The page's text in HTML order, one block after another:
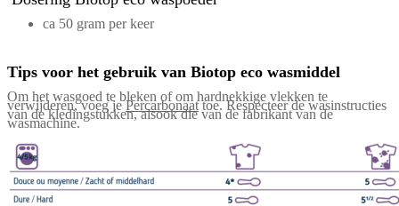
ca 50 gram per keer
Tips voor het gebruik van Biotop eco wasmiddel
Om het wasgoed te bleken of om hardnekkige vlekken te
verwijderen, voeg jePercarbonaattoe. Respecteer de wasinstructies
van de kledingstukken, alsook die van de fabrikant van de
wasmachine.